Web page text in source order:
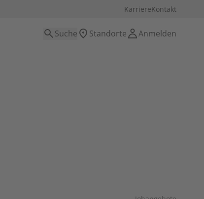
KarriereKontakt
Suche Standorte Anmelden